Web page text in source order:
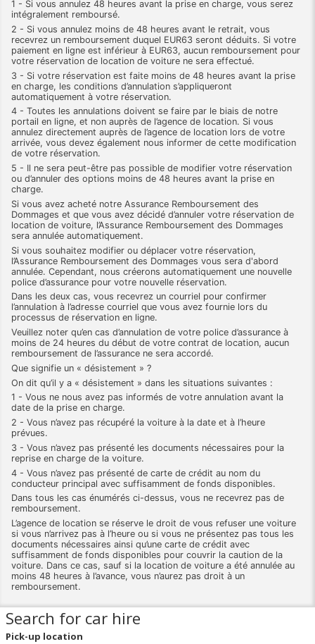
1 - Si vous annulez 48 heures avant la prise en charge, vous serez
intégralement remboursé.
2 - Si vous annulez moins de 48 heures avant le retrait, vous
recevrez un remboursement duquel EUR63 seront déduits. Si votre
paiement en ligne est inférieur à EUR63, aucun remboursement pour
votre réservation de location de voiture ne sera effectué.
3 - Si votre réservation est faite moins de 48 heures avant la prise
en charge, les conditions d’annulation s’appliqueront
automatiquement à votre réservation.
4 - Toutes les annulations doivent se faire par le biais de notre
portail en ligne, et non auprès de l’agence de location. Si vous
annulez directement auprès de l’agence de location lors de votre
arrivée, vous devez également nous informer de cette modification
de votre réservation.
5 - Il ne sera peut-être pas possible de modifier votre réservation
ou d’annuler des options moins de 48 heures avant la prise en
charge.
Si vous avez acheté notre Assurance Remboursement des
Dommages et que vous avez décidé d’annuler votre réservation de
location de voiture, l’Assurance Remboursement des Dommages
sera annulée automatiquement.
Si vous souhaitez modifier ou déplacer votre réservation,
l’Assurance Remboursement des Dommages vous sera d'abord
annulée. Cependant, nous créerons automatiquement une nouvelle
police d’assurance pour votre nouvelle réservation.
Dans les deux cas, vous recevrez un courriel pour confirmer
l’annulation à l’adresse courriel que vous avez fournie lors du
processus de réservation en ligne.
Veuillez noter qu’en cas d’annulation de votre police d’assurance à
moins de 24 heures du début de votre contrat de location, aucun
remboursement de l’assurance ne sera accordé.
Que signifie un « désistement » ?
On dit qu’il y a « désistement » dans les situations suivantes :
1 - Vous ne nous avez pas informés de votre annulation avant la
date de la prise en charge.
2 - Vous n’avez pas récupéré la voiture à la date et à l’heure
prévues.
3 - Vous n’avez pas présenté les documents nécessaires pour la
reprise en charge de la voiture.
4 - Vous n’avez pas présenté de carte de crédit au nom du
conducteur principal avec suffisamment de fonds disponibles.
Dans tous les cas énumérés ci-dessus, vous ne recevrez pas de
remboursement.
L’agence de location se réserve le droit de vous refuser une voiture
si vous n’arrivez pas à l’heure ou si vous ne présentez pas tous les
documents nécessaires ainsi qu’une carte de crédit avec
suffisamment de fonds disponibles pour couvrir la caution de la
voiture. Dans ce cas, sauf si la location de voiture a été annulée au
moins 48 heures à l’avance, vous n’aurez pas droit à un
remboursement.
Search for car hire
Pick-up location